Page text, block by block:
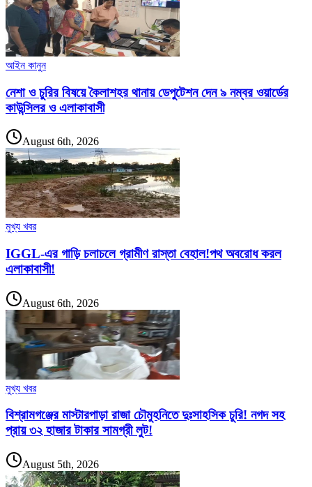
আইন কানুন
নেশা ও চুরির বিষয়ে কৈলাশহর থানায় ডেপুটেশন দেন ৯ নম্বর ওয়ার্ডের
কাউন্সিলর ও এলাকাবাসী
August 6th, 2026
মুখ্য খবর
IGGL-এর গাড়ি চলাচলে গ্রামীণ রাস্তা বেহাল!পথ অবরোধ করল
এলাকাবাসী!
August 6th, 2026
মুখ্য খবর
বিশ্রামগঞ্জের মাস্টারপাড়া রাজা চৌমুহনিতে দুঃসাহসিক চুরি! নগদ সহ
প্রায় ৩২ হাজার টাকার সামগ্রী লুট!
August 5th, 2026